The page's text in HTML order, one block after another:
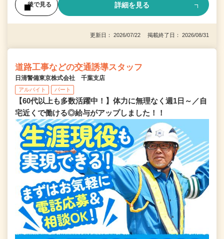
後で見る 詳細を見る
更新日： 2026/07/22 掲載終了日： 2026/08/31
道路工事などの交通誘導スタッフ
日清警備東京株式会社 千葉支店
アルバイト パート
【60代以上も多数活躍中！】体力に無理なく週1日～／自
宅近くで働ける◎給与がアップしました！！